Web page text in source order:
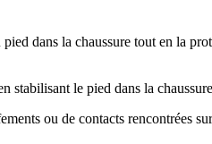
la chaussure tout en la
le pied dans la
ou de contacts rencontrées